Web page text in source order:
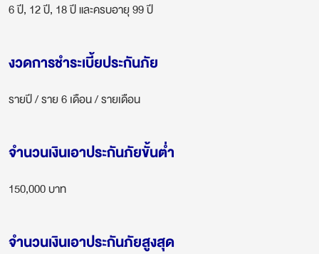
6 ปี, 12 ปี, 18 ปี และครบอายุ 99 ปี
งวดการชำระเบี้ยประกันภัย
รายปี / ราย 6 เดือน / รายเดือน
จำนวนเงินเอาประกันภัยขั้นต่ำ
150,000 บาท
จำนวนเงินเอาประกันภัยสูงสุด